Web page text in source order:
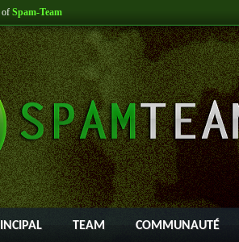
of Spam-Team
TEAM COMMUNAUTÉ